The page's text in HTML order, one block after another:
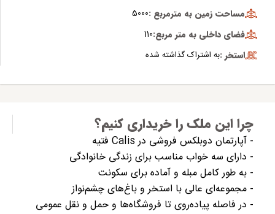
مساحت زمین به مترمربع :5000
فضای داخلی به متر مربع:110
استخر :به اشتراک گذاشته شده
چرا این ملک را خریداری کنیم؟
- آپارتمان دوبلکس فروشی در Calis فتیه
- دارای سه خواب مناسب برای زندگی خانوادگی
- به طور کامل مبله و آماده برای سکونت
- مجموعه‌ای عالی با استخر و باغ‌های چشم‌نواز
- در فاصله پیاده‌روی تا فروشگاه‌ها و حمل و نقل عمومی